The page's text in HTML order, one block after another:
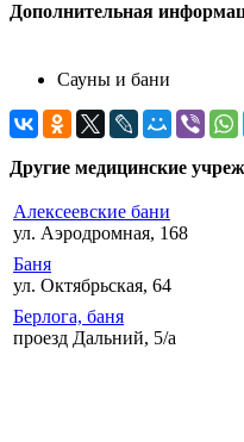
Дополнительная
Сауны и бани
Другие медицинские
Алексеевские бани
ул. Аэродромная, 168
Баня
ул. Октябрьская, 64
Берлога, баня
проезд Дальний, 5/а